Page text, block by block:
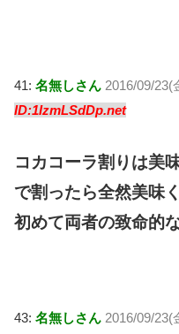
41: 名無しさん 2016/09/23(
ID:1IzmLSdDp.net
コカコーラ割りは美
で割ったら全然美味
初めて両者の致命的
43: 名無しさん 2016/09/23(